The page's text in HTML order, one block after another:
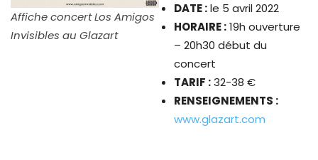
Affiche concert Los Amigos
Invisibles au Glazart
DATE :le 5 avril 2022
HORAIRE :19h ouverture
– 20h30 début du
concert
TARIF :32-38 €
RENSEIGNEMENTS :
www.glazart.com